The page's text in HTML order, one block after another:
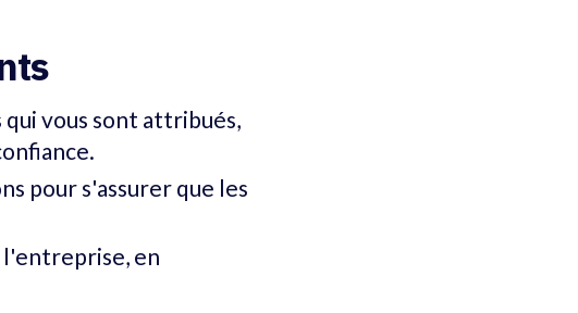
vous sont attribués,
pour s'assurer que les
l'entreprise, en